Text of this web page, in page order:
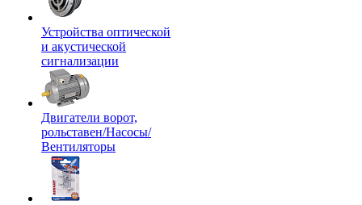
Устройства оптической
и акустической
сигнализации
Двигатели ворот,
рольставен/Насосы/
Вентиляторы